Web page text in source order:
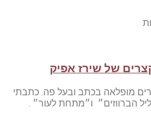
של שירז אפיק
מופלאה בכתב ובעל פה. כתבתי
הברווזים״ ו״מתחת לעור״ .